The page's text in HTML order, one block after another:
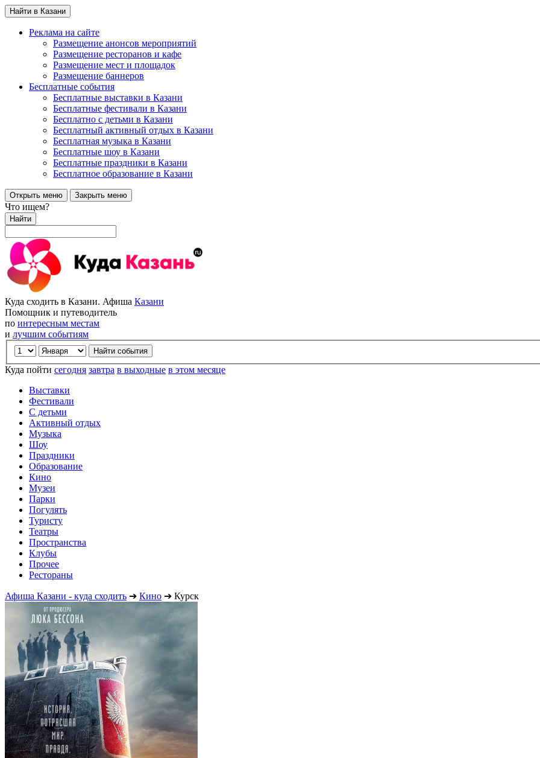
Найти в Казани
Реклама на сайте
Размещение анонсов мероприятий
Размещение ресторанов и кафе
Размещение мест и площадок
Размещение баннеров
Бесплатные события
Бесплатные выставки в Казани
Бесплатные фестивали в Казани
Бесплатно с детьми в Казани
Бесплатный активный отдых в Казани
Бесплатная музыка в Казани
Бесплатные шоу в Казани
Бесплатные праздники в Казани
Бесплатное образование в Казани
Открыть меню Закрыть меню
Что ищем?
Найти
Куда сходить в Казани. Афиша Казани
Помощник и путеводитель
по интересным местам
и лучшим событиям
Куда пойти сегодня завтра в выходные в этом месяце
Выставки
Фестивали
С детьми
Активный отдых
Музыка
Шоу
Праздники
Образование
Кино
Музеи
Парки
Погулять
Туристу
Театры
Пространства
Клубы
Прочее
Рестораны
Афиша Казани - куда сходить ➔ Кино ➔ Курск